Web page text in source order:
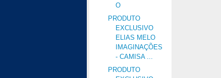
O
PRODUTO
EXCLUSIVO
ELIAS MELO
IMAGINAÇÕES
- CAMISA ...
PRODUTO